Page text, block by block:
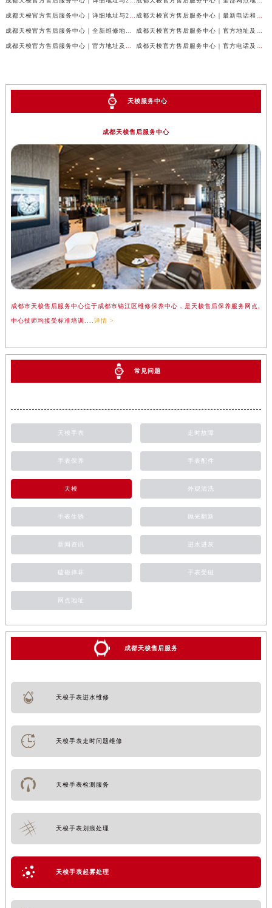
天梭服务中心
成都天梭售后服务中心
成都市天梭售后服务中心位于成都市锦江区维修保养中心，是天梭售后保养服务网点,
中心技师均接受标准培训.... 详情 >
常见问题
天梭手表 走时故障
手表保养 手表配件
天梭 外观清洗
手表生锈 抛光翻新
新闻资讯 进水进灰
磕碰摔坏 手表受磁
网点地址
成都天梭售后服务
天梭手表进水维修
天梭手表走时问题维修
天梭手表检测服务
天梭手表划痕处理
天梭手表起雾处理